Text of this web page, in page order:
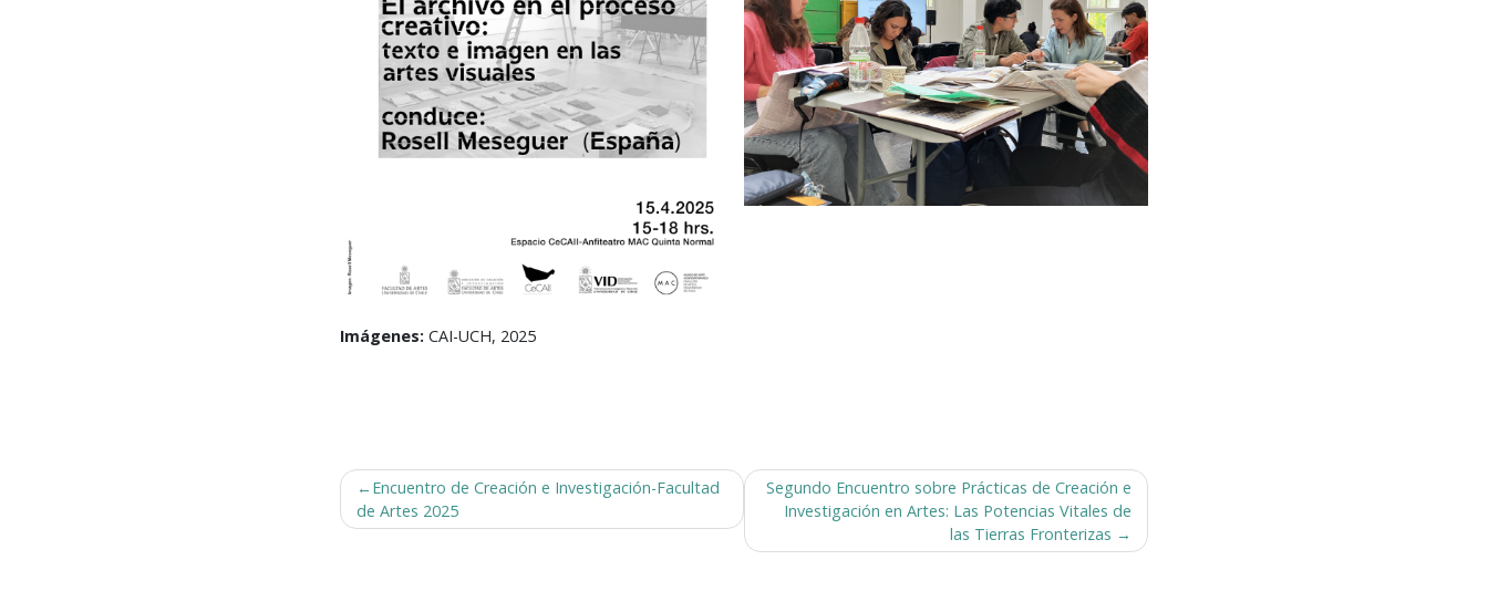
Imágenes: CAI-UCH, 2025
Navegación
de
entradas
Encuentro de Creación e Investigación-Facultad
de Artes 2025
Segundo Encuentro sobre Prácticas de Creación e
Investigación en Artes: Las Potencias Vitales de
las Tierras Fronterizas